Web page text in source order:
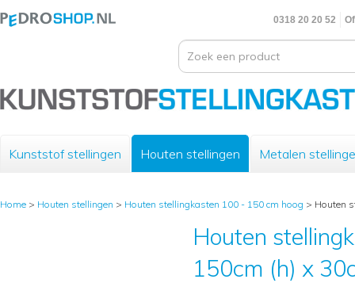
0318 20 20 52
Kunststof stellingen Houten stellingen Metalen
Home > Houten stellingen > Houten stellingkasten 100 - 150 cm hoog > Houten
Houten
150cm (h) x